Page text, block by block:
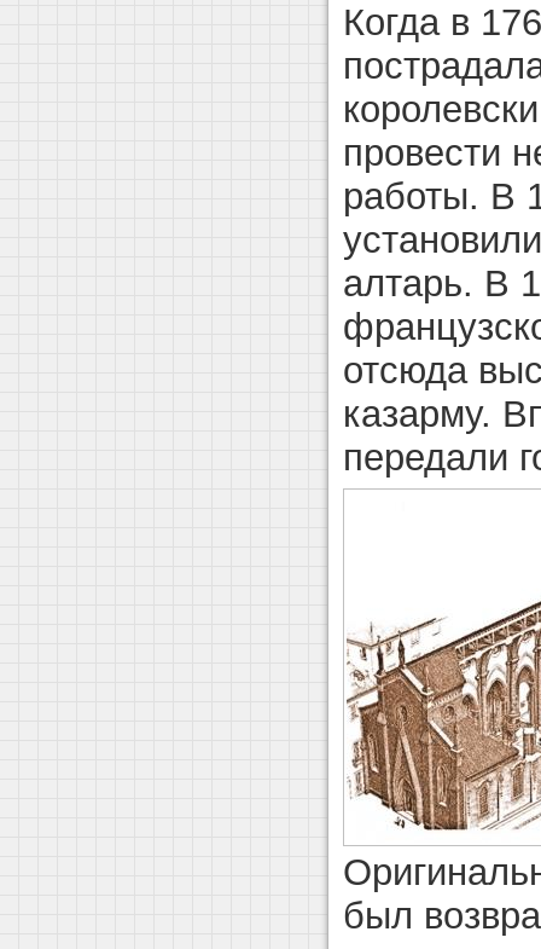
Когда в
провести
работы. В
алтарь. В
отсюда
казарму.
передали
был